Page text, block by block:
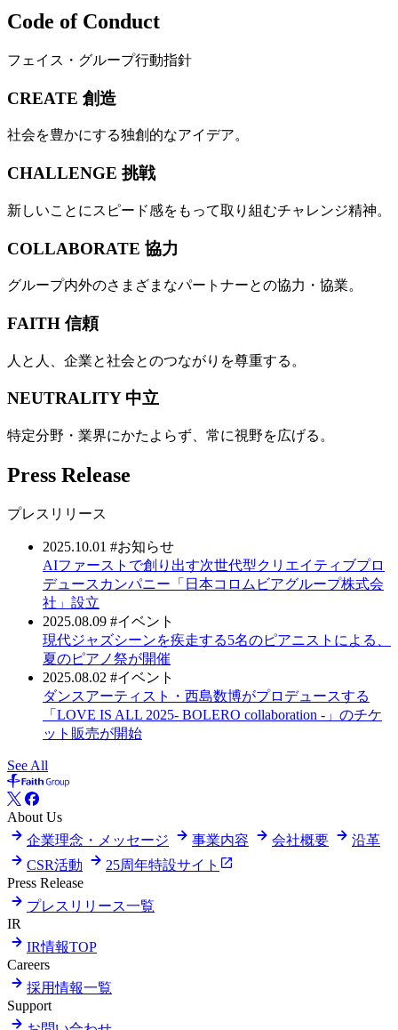
Code of Conduct
フェイス・グループ行動指針
CREATE 創造
社会を豊かにする独創的なアイデア。
CHALLENGE 挑戦
新しいことにスピード感をもって取り組むチャレンジ精神。
COLLABORATE 協力
グループ内外のさまざまなパートナーとの協力・協業。
FAITH 信頼
人と人、企業と社会とのつながりを尊重する。
NEUTRALITY 中立
特定分野・業界にかたよらず、常に視野を広げる。
Press Release
プレスリリース
2025.10.01 #お知らせ
AIファーストで創り出す次世代型クリエイティブプロ
デュースカンパニー「日本コロムビアグループ株式会
社」設立
2025.08.09 #イベント
現代ジャズシーンを疾走する5名のピアニストによる、
夏のピアノ祭が開催
2025.08.02 #イベント
ダンスアーティスト・西島数博がプロデュースする
「LOVE IS ALL 2025- BOLERO collaboration -」のチケ
ット販売が開始
See All
About Us
企業理念・メッセージ
事業内容 会社概要
沿革
CSR活動
25周年特設サイト
Press Release
プレスリリース一覧
IR
IR情報TOP
Careers
採用情報一覧
Support